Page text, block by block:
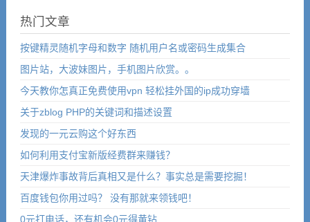
热门文章
按键精灵随机字母和数字 随机用户名或密码生成集合
图片站，大波妹图片，手机图片欣赏。。
今天教你怎真正免费使用vpn 轻松挂外国的ip成功穿墙
关于zblog PHP的关键词和描述设置
发现的一元云购这个好东西
如何利用支付宝新版经费群来赚钱？
天津爆炸事故背后真相又是什么？事实总是需要挖掘！
百度钱包你用过吗？ 没有那就来领钱吧！
0元打电话，还有机会0元得黄钻